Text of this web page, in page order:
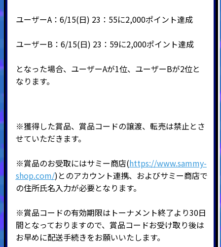
ユーザーA：6/15(日) 23：55に2,000ポイント達成
ユーザーB：6/15(日) 23：59に2,000ポイント達成
となった場合、ユーザーAが1位、ユーザーBが2位と
なります。
※獲得した賞品、賞品コードの譲渡、転売は禁止とさ
せていただきます。
※賞品のお受取にはサミー商店(https://www.sammy-
shop.com/)とのアカウント連携、およびサミー商店で
の住所氏名入力が必要となります。
※賞品コードの有効期限はトーナメント終了より30日
間となっておりますので、賞品コードお受け取り後は
お早めに配送手続きをお願いいたします。